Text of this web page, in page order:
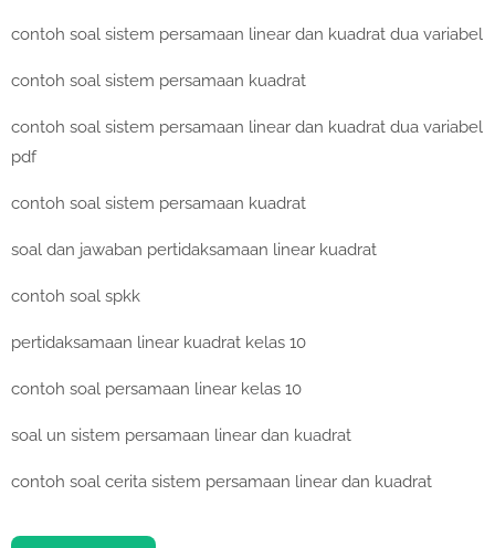
contoh soal sistem persamaan linear dan kuadrat dua variabel
contoh soal sistem persamaan kuadrat
contoh soal sistem persamaan linear dan kuadrat dua variabel
pdf
contoh soal sistem persamaan kuadrat
soal dan jawaban pertidaksamaan linear kuadrat
contoh soal spkk
pertidaksamaan linear kuadrat kelas 10
contoh soal persamaan linear kelas 10
soal un sistem persamaan linear dan kuadrat
contoh soal cerita sistem persamaan linear dan kuadrat